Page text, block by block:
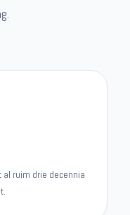
ruim drie decennia